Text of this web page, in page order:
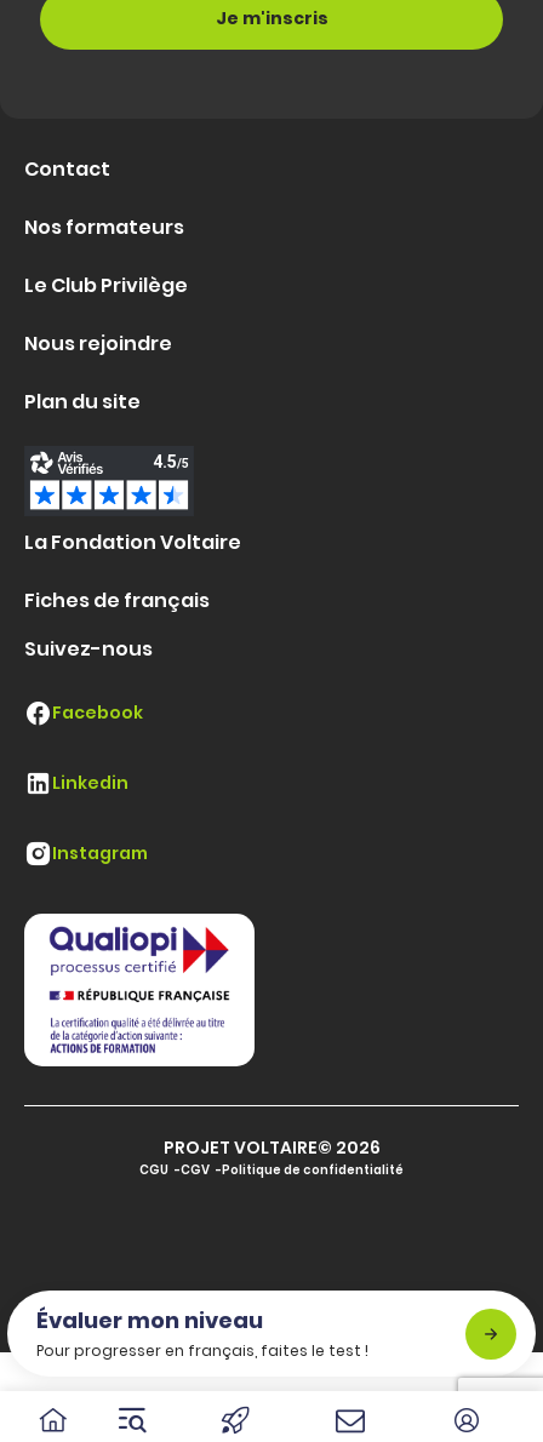
Évaluer mon niveau
Pour progresser en français, faites le test !
Contact
Nos formateurs
Le Club Privilège
Nous rejoindre
Plan du site
La Fondation Voltaire
Fiches de français
Suivez-nous
Facebook
Linkedin
Instagram
PROJET VOLTAIRE© 2026
CGU CGV Politique de confidentialité